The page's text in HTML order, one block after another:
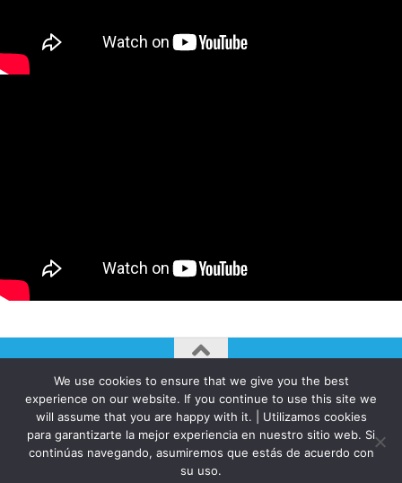
AUTOGIRO/el giro del arte actual © JAVIER MARTINEZ 2026. All
Rights Reserved.
Funciona con - Diseñado con elTema Hueman
We use cookies to ensure that we give you the best
experience on our website. If you continue to use this site we
will assume that you are happy with it. | Utilizamos cookies
para garantizarte la mejor experiencia en nuestro sitio web. Si
continúas navegando, asumiremos que estás de acuerdo con
su uso.